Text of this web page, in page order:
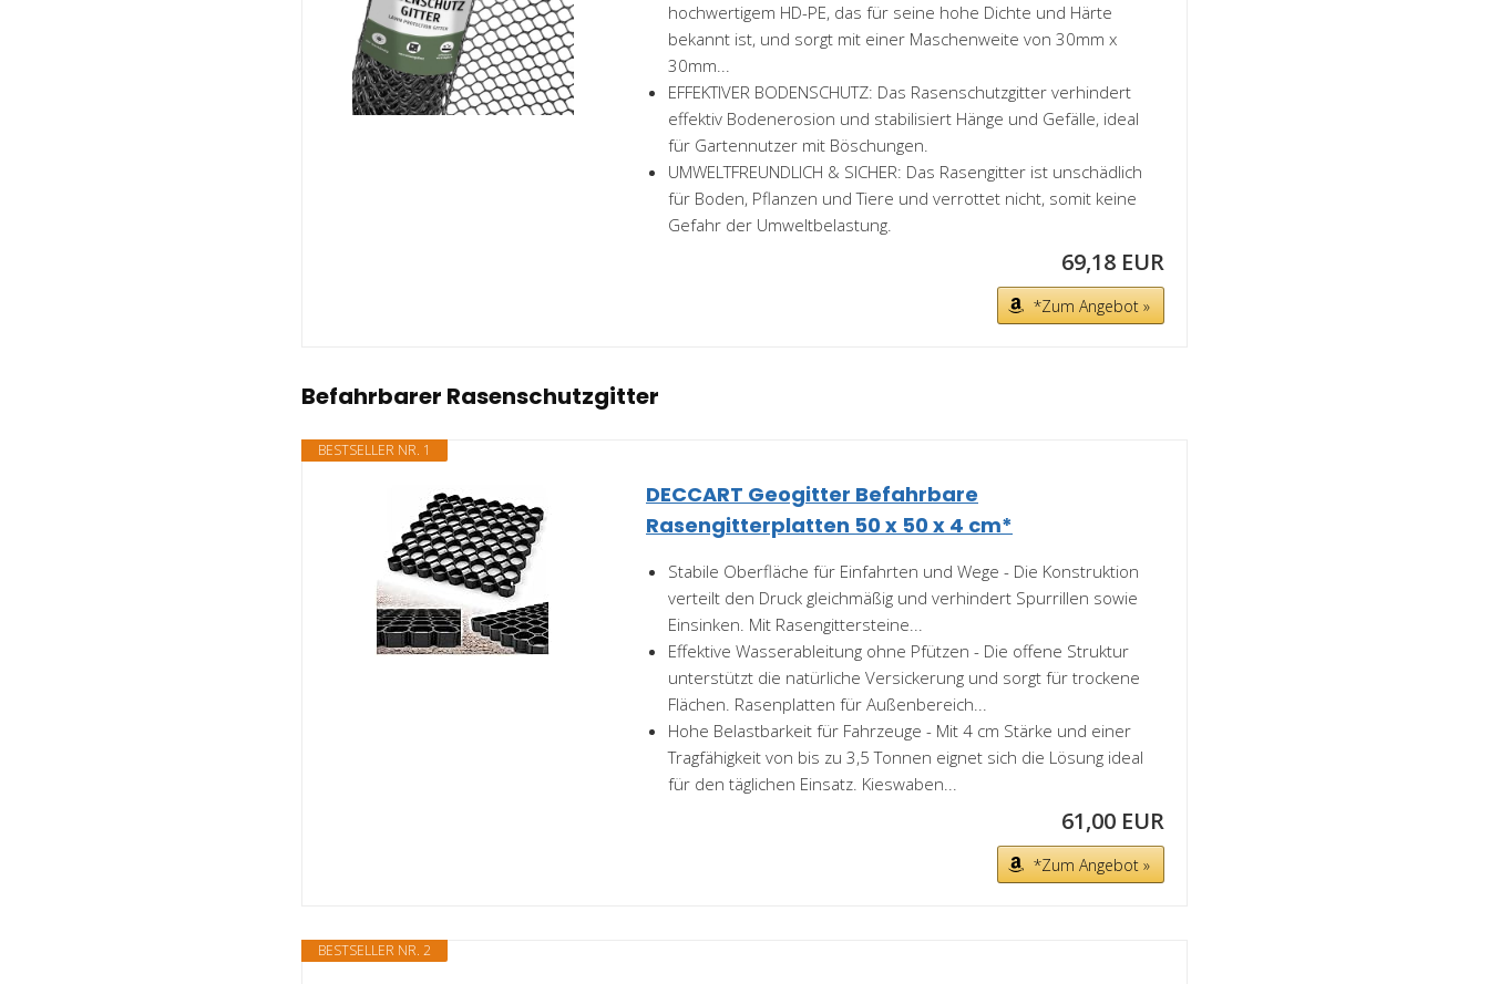
hochwertigem HD-PE, das für seine hohe Dichte und Härte
bekannt ist, und sorgt mit einer Maschenweite von 30mm x
30mm...
EFFEKTIVER BODENSCHUTZ: Das Rasenschutzgitter verhindert
effektiv Bodenerosion und stabilisiert Hänge und Gefälle, ideal
für Gartennutzer mit Böschungen.
UMWELTFREUNDLICH & SICHER: Das Rasengitter ist unschädlich
für Boden, Pflanzen und Tiere und verrottet nicht, somit keine
Gefahr der Umweltbelastung.
69,18 EUR
*Zum Angebot »
Befahrbarer Rasenschutzgitter
BESTSELLER NR. 1
DECCART Geogitter Befahrbare
Rasengitterplatten 50 x 50 x 4 cm*
Stabile Oberfläche für Einfahrten und Wege - Die Konstruktion
verteilt den Druck gleichmäßig und verhindert Spurrillen sowie
Einsinken. Mit Rasengittersteine...
Effektive Wasserableitung ohne Pfützen - Die offene Struktur
unterstützt die natürliche Versickerung und sorgt für trockene
Flächen. Rasenplatten für Außenbereich...
Hohe Belastbarkeit für Fahrzeuge - Mit 4 cm Stärke und einer
Tragfähigkeit von bis zu 3,5 Tonnen eignet sich die Lösung ideal
für den täglichen Einsatz. Kieswaben...
61,00 EUR
*Zum Angebot »
BESTSELLER NR. 2